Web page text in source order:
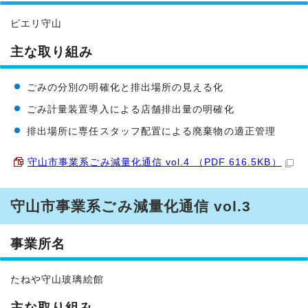
ピエリ守山
主な取り組み
ごみの分別の明確化と排出場所の見える化
ごみ計量装置導入による店舗排出量の明確化
排出場所に専任スタッフ配置による廃棄物の適正管理
守山市事業系ごみ減量化通信 vol.4 （PDF 616.5KB）
守山市事業系ごみ減量化通信 vol.3
事業所名
たねや守山玻璃絵館